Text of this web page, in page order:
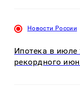
Новости России
Ипотека в июле
рекордного